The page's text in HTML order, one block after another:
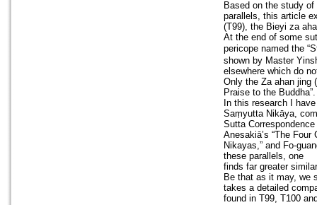
Based on the study
parallels, this article
(T99), the Bieyi za
At the end of some
pericope named the
shown by Master
elsewhere which do
Only the Za ahan jing
Praise to the
In this research I
Saṃyutta Nikāya,
Sutta
Anesakiā’s “The
Nikayas,” and Fo-
these parallels, one
finds far greater
Be that as it may, we
takes a detailed
found in T99, T100